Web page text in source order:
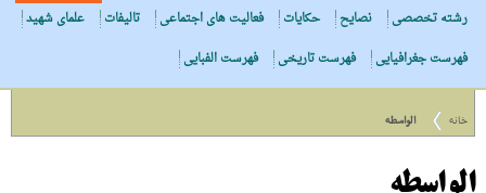
رشته تخصصی
نصایح حکایات فعالیت های اجتماعی تالیفات
علمای شهید
فهرست جغرافیایی
فهرست تاریخی فهرست الفبایی
خانه الواسطه
الواسطه